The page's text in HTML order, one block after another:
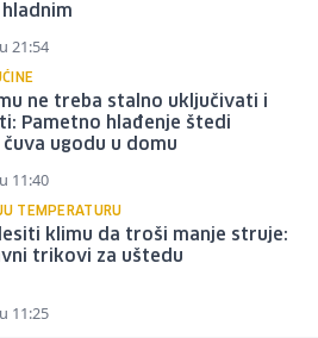
21:54
ne treba stalno uključivati i
Pametno hlađenje štedi
ugodu u domu
11:40
TEMPERATURU
klimu da troši manje struje:
trikovi za uštedu
11:25